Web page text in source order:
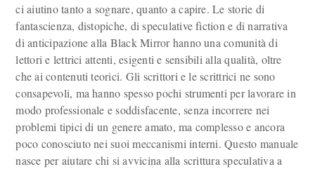
ci aiutino tanto a sognare, quanto a capire. Le storie di
fantascienza, distopiche, di speculative fiction e di narrativa
di anticipazione alla Black Mirror hanno una comunità di
lettori e lettrici attenti, esigenti e sensibili alla qualità, oltre
che ai contenuti teorici. Gli scrittori e le scrittrici ne sono
consapevoli, ma hanno spesso pochi strumenti per lavorare in
modo professionale e soddisfacente, senza incorrere nei
problemi tipici di un genere amato, ma complesso e ancora
poco conosciuto nei suoi meccanismi interni. Questo manuale
nasce per aiutare chi si avvicina alla scrittura speculativa a